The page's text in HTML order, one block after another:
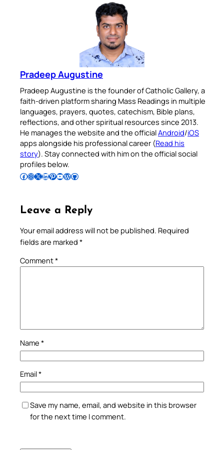
Pradeep Augustine
Pradeep Augustine is the founder of Catholic Gallery, a
faith-driven platform sharing Mass Readings in multiple
languages, prayers, quotes, catechism, Bible plans,
reflections, and other spiritual resources since 2013.
He manages the website and the officialAndroid/iOS
apps alongside his professional career (Read his
story). Stay connected with him on the official social
profiles below.
Follow Pradeep on Facebook Follow Pradeep on InstagramFollow Pradeep on X Follow Pradeep on LinkedIn Follow Pradeep on Pinterest Subscribe to Pradeep’s Youtube Channel Follow Pradeep on WordPress Follow Pradeep on GitHub
Leave a Reply
Your email address will not be published. Required
fields are marked *
Comment*
Name *
Email*
Save my name, email, and website in this browser
for the next time I comment.